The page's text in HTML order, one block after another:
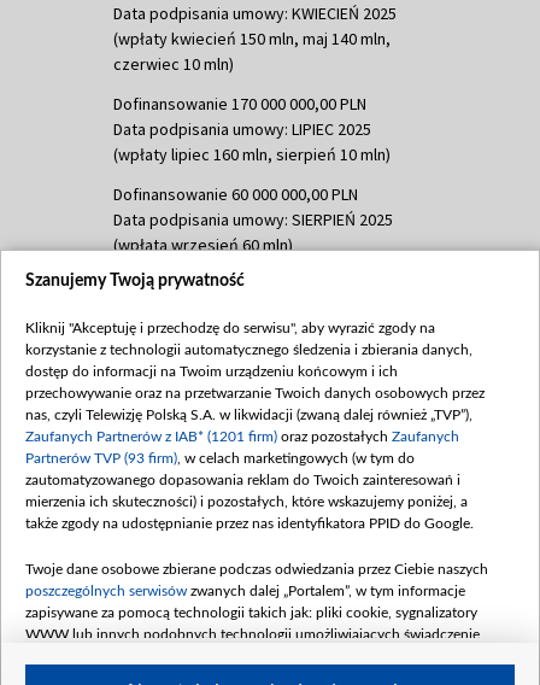
Data podpisania umowy: KWIECIEŃ 2025
(wpłaty kwiecień 150 mln, maj 140 mln,
czerwiec 10 mln)
Dofinansowanie 170 000 000,00 PLN
Data podpisania umowy: LIPIEC 2025
(wpłaty lipiec 160 mln, sierpień 10 mln)
Dofinansowanie 60 000 000,00 PLN
Data podpisania umowy: SIERPIEŃ 2025
(wpłata wrzesień 60 mln)
Dofinansowanie 635 783 051,21 PLN
(wpłata wrzesień 100 mln, październik 350
mln, listopad 265 mln)
Dofinansowanie 48 862 000,00 PLN
Data podpisania umowy: GRUDZIEŃ 2025
(wpłata grudzień 60,548 mln)
Dofinansowanie 900 000 000,00 PLN
Data podpisania umowy: LUTY 2026 (wpłata
kwiecień 180 mln, 7 maja 180 mln, 8
czerwca 90 mln)
Dofinansowanie 250 000 000,00 PLN
Szanujemy Twoją prywatność
Kliknij "Akceptuję i przechodzę do serwisu", aby wyrazić zgody na
korzystanie z technologii automatycznego śledzenia i zbierania danych,
dostęp do informacji na Twoim urządzeniu końcowym i ich
przechowywanie oraz na przetwarzanie Twoich danych osobowych przez
nas, czyli Telewizję Polską S.A. w likwidacji (zwaną dalej również „TVP”),
Zaufanych Partnerów z IAB* (1201 firm) oraz pozostałych Zaufanych
Partnerów TVP (93 firm) , w celach marketingowych (w tym do
zautomatyzowanego dopasowania reklam do Twoich zainteresowań i
mierzenia ich skuteczności) i pozostałych, które wskazujemy poniżej, a
także zgody na udostępnianie przez nas identyfikatora PPID do Google.
Twoje dane osobowe zbierane podczas odwiedzania przez Ciebie naszych
poszczególnych serwisów zwanych dalej „Portalem”, w tym informacje
zapisywane za pomocą technologii takich jak: pliki cookie, sygnalizatory
WWW lub innych podobnych technologii umożliwiających świadczenie